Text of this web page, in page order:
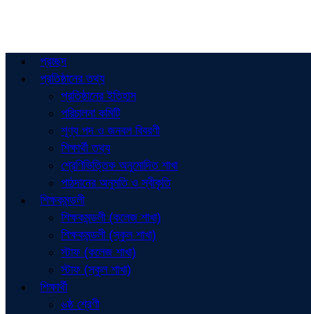
প্রচ্ছদ
প্রতিষ্ঠানের তথ্য
প্রতিষ্ঠানের ইতিহাস
পরিচালনা কমিটি
শূণ্য পদ ও জনবল বিবরণী
শিক্ষার্থী তথ্য
শ্রেণিভিত্তিক অনুমোদিত শাখা
পাঠদানের অনুমতি ও স্বীকৃতি
শিক্ষকমন্ডলী
শিক্ষকমন্ডলী (কলেজ শাখা)
শিক্ষকমন্ডলী (স্কুল শাখা)
স্টাফ (কলেজ শাখা)
স্টাফ (স্কুল শাখা)
শিক্ষার্থী
৬ষ্ঠ শ্রেণী